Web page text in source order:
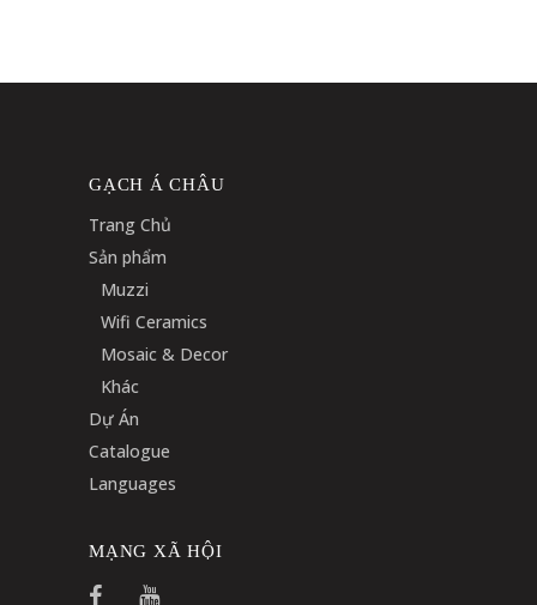
GẠCH Á CHÂU
Trang Chủ
Sản phẩm
Muzzi
Wifi Ceramics
Mosaic & Decor
Khác
Dự Án
Catalogue
Languages
MẠNG XÃ HỘI